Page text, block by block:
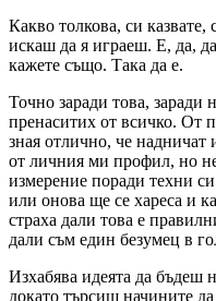
Какво толкова, си
искаш да я играеш. Е, да,
кажете също. Така да е.
Точно заради това, заради
пренаситих от всичко. От
зная отлично, че надничат
от личния ми профил, но
измерение поради техни
или онова ще се хареса и
страха дали това е
дали съм един безумец в
Изхабява идеята да бъдеш
докато търсиш начините